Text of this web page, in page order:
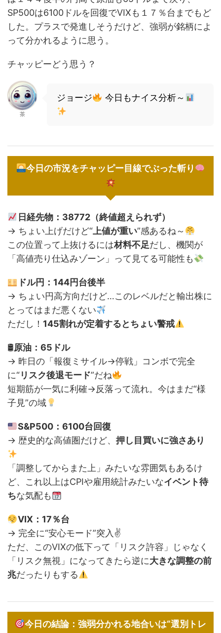
SP500は6100ドルを回復でVIXも１７％台までもど
した。プラスで発進しそうだけど、強弱が銘柄によ
って分かれるように思う。
チャッピーどう思う？
茶
ジョージ 今日もナイス分析～
今日の市況をチャッピー目線でぶった斬り
日経先物：38772（終値超えられず）
→ ちょい上げだけど“ 上値が重い”感あるね～
この位置って上抜けるには材料不足だし、機関が
「高値売り仕込みゾーン」って見てる可能性も
ドル円：144円台後半
→ ちょい円高方向だけど…このレベルだと輸出株に
とってはまだ悪くない
ただし！ 145割れが定着するとちょい警戒
🛢原油：65ドル
→ 昨日の「報復ミサイル→停戦」コンボで完全
に“リスク後退モード”だね
短期筋が一気に利確→反落って流れ。今はまだ“様
子見”の域
S&P500：6100台回復
→ 歴史的な高値圏だけど、 押し目買いに強さあり
「調整してからまた上」みたいな雰囲気もあるけ
ど、これ以上はCPIや雇用統計みたいなイベント待
ちな気配も
VIX：17％台
→ 完全に“安心モード”突入✌️
ただ、このVIXの低下って「リスク許容」じゃなく
「リスク無視」になってきたら逆に大きな調整の前
兆だったりもする
今日の結論：強弱分かれる地合いは“選別トレ